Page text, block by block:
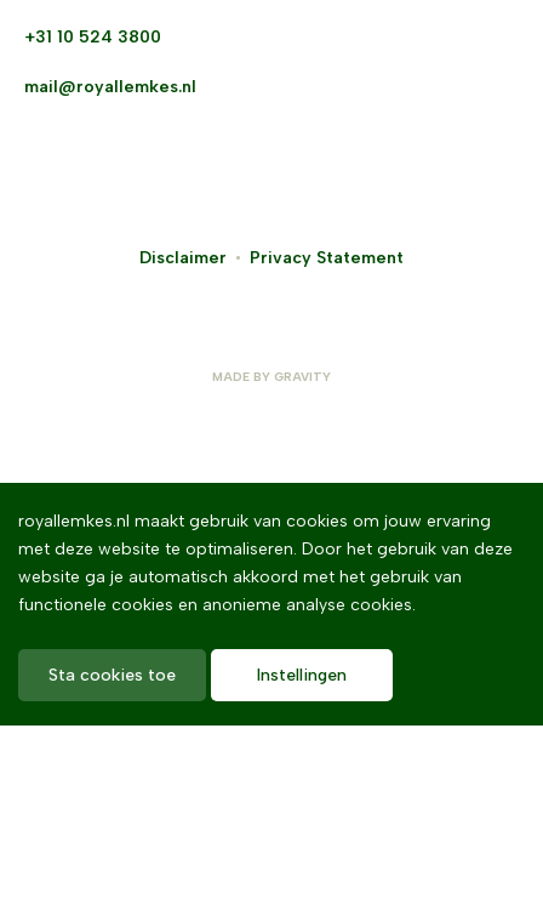
+31 10 524 3800
mail@royallemkes.nl
Disclaimer Privacy Statement
MADE BY GRAVITY
royallemkes.nl maakt gebruik van cookies om jouw ervaring
met deze website te optimaliseren. Door het gebruik van deze
website ga je automatisch akkoord met het gebruik van
functionele cookies en anonieme analyse cookies.
Sta cookies toe Instellingen